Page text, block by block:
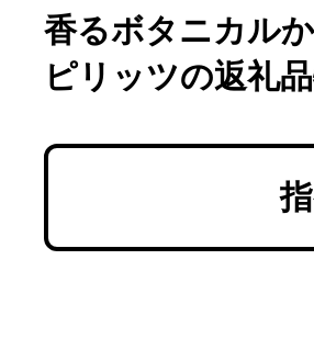
はじめるバイ
よくあるご質問
香るボタニカル
ピリッツの返礼